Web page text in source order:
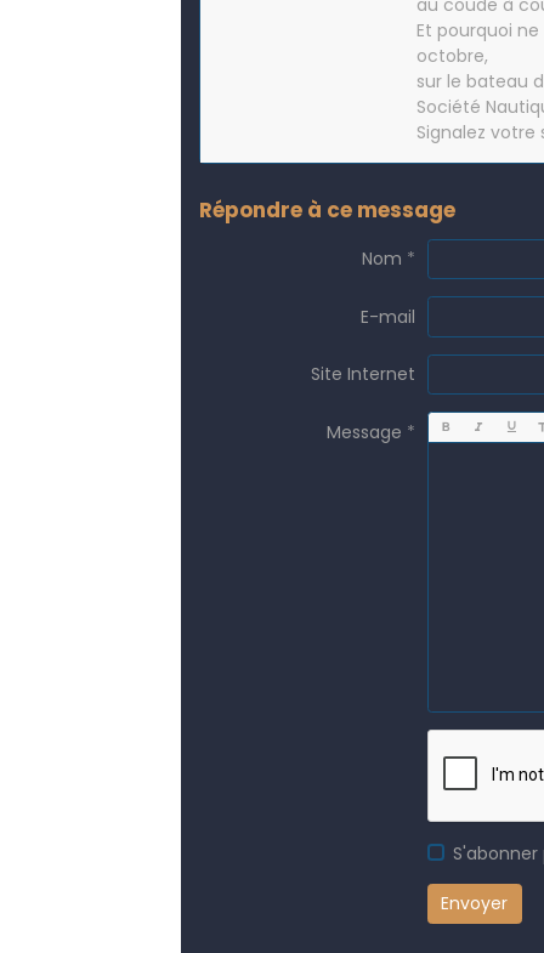
Et pourquoi ne
octobre,
sur le bateau
Société
Signalez votre
Répondre à ce message
Nom
E-mail
Site Internet
Message
Envoyer